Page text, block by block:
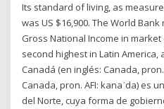
Its standard of living, as
was US $16,900. The World
Gross National Income in
second highest in Latin America,
Canadá (en inglés: Canada,
Canada, pron. AFI: kanaˈda) es
del Norte, cuya forma de